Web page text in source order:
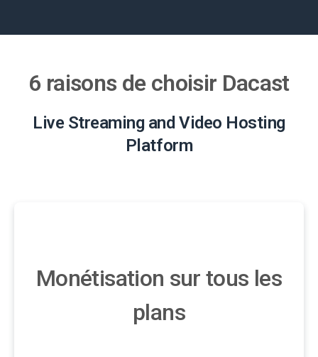
6 raisons de choisir Dacast
Live Streaming and Video Hosting
Platform
Monétisation sur tous les
plans